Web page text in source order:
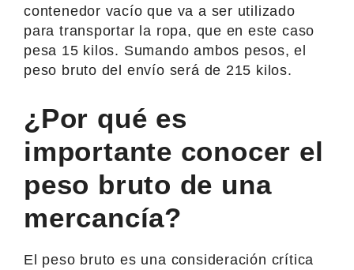
contenedor vacío que va a ser utilizado
para transportar la ropa, que en este caso
pesa 15 kilos. Sumando ambos pesos, el
peso bruto del envío será de 215 kilos.
¿Por qué es
importante conocer el
peso bruto de una
mercancía?
El peso bruto es una consideración crítica